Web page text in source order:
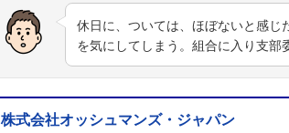
休日に、ついては、ほぼないと感じ
を気にしてしまう。組合に入り支
株式会社オッシュマンズ・ジャパン